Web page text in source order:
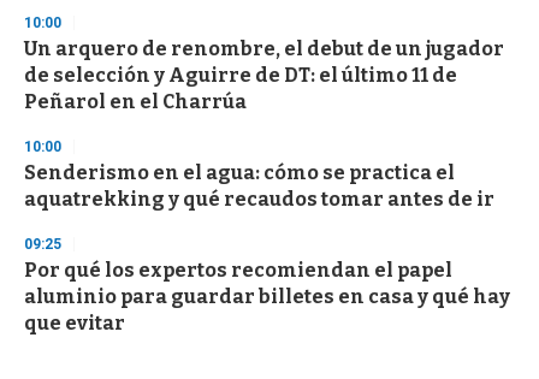
10:00
Un arquero de renombre, el debut de un jugador
de selección y Aguirre de DT: el último 11 de
Peñarol en el Charrúa
10:00
Senderismo en el agua: cómo se practica el
aquatrekking y qué recaudos tomar antes de ir
09:25
Por qué los expertos recomiendan el papel
aluminio para guardar billetes en casa y qué hay
que evitar